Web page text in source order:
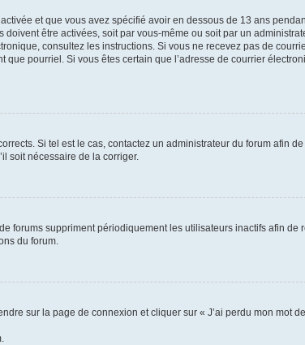
et que vous avez spécifié avoir en dessous de 13 ans
être activées, soit par vous-même ou soit par un
consultez les instructions. Si vous ne recevez pas de
pourriel. Si vous êtes certain que l’adresse de courrier
Si tel est le cas, contactez un administrateur du forum afin
soit nécessaire de la corriger.
forums suppriment périodiquement les utilisateurs inactifs afin de
du forum.
sur la page de connexion et cliquer sur « J’ai perdu mon mot de